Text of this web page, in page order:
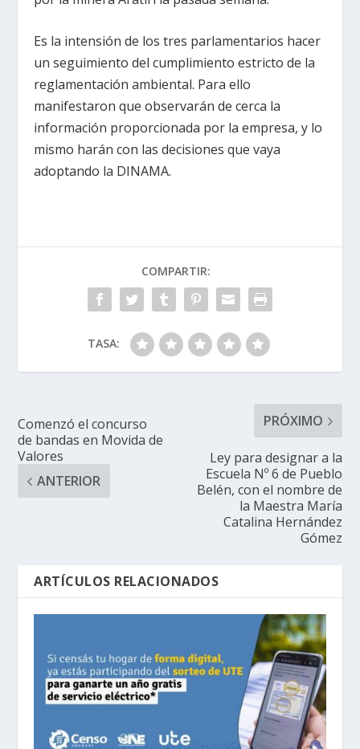
Es la intensión de los tres parlamentarios hacer
un seguimiento del cumplimiento estricto de la
reglamentación ambiental. Para ello
manifestaron que observarán de cerca la
información proporcionada por la empresa, y lo
mismo harán con las decisiones que vaya
adoptando la DINAMA.
COMPARTIR:
TASA:
Comenzó el concurso
de bandas en Movida de
Valores
ANTERIOR
PRÓXIMO
Ley para designar a la
Escuela Nº 6 de Pueblo
Belén, con el nombre de
la Maestra María
Catalina Hernández
Gómez
ARTÍCULOS RELACIONADOS